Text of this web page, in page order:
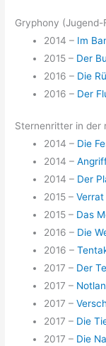
Gryphony
2014 – Im
2015 – Der
2016 – Die
2016 – Der
Sternenritter in der
2014 – Die
2014 –
2014 – Der
2015 –
2015 – Das
2016 – Die
2016 –
2017 – Der
2017 –
2017 –
2017 – Die
2017 – Die